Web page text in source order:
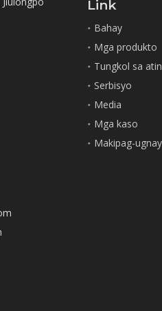
Link
Bahay
Mga produkto
Tungkol sa atin
Serbisyo
Media
Mga kaso
Makipag-